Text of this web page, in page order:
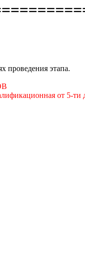
проведения этапа.
от 5-